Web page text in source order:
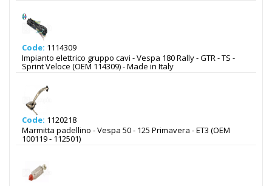
Code: 1114309
Impianto elettrico gruppo cavi - Vespa 180 Rally - GTR - TS -
Sprint Veloce (OEM 114309) - Made in Italy
Code: 1120218
Marmitta padellino - Vespa 50 - 125 Primavera - ET3 (OEM
100119 - 112501)